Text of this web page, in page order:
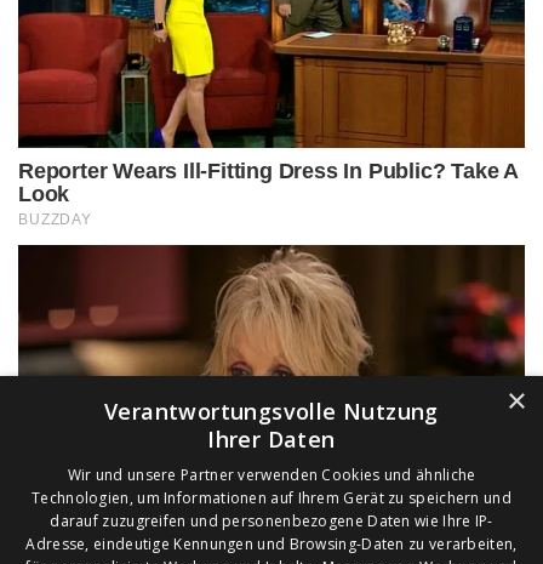
×
Verantwortungsvolle Nutzung
Ihrer Daten
Wir und unsere Partner verwenden Cookies und ähnliche
Technologien, um Informationen auf Ihrem Gerät zu speichern und
darauf zuzugreifen und personenbezogene Daten wie Ihre IP-
Adresse, eindeutige Kennungen und Browsing-Daten zu verarbeiten,